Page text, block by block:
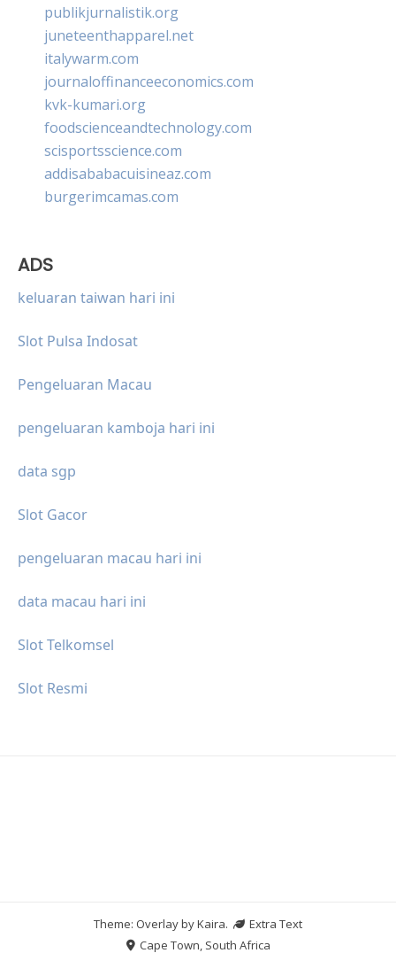
publikjurnalistik.org
juneteenthapparel.net
italywarm.com
journaloffinanceeconomics.com
kvk-kumari.org
foodscienceandtechnology.com
scisportsscience.com
addisababacuisineaz.com
burgerimcamas.com
ADS
keluaran taiwan hari ini
Slot Pulsa Indosat
Pengeluaran Macau
pengeluaran kamboja hari ini
data sgp
Slot Gacor
pengeluaran macau hari ini
data macau hari ini
Slot Telkomsel
Slot Resmi
Theme: Overlay byKaira.
Extra Text
Cape Town, South Africa